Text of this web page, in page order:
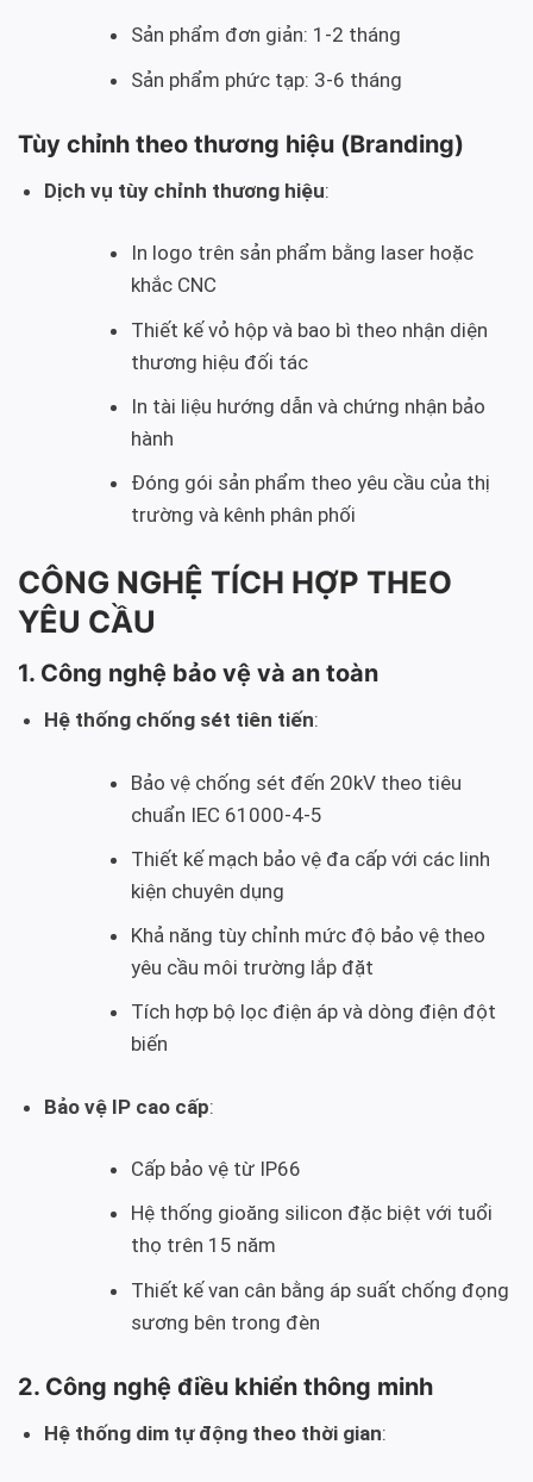
Sản phẩm đơn giản: 1-2 tháng
Sản phẩm phức tạp: 3-6 tháng
Tùy chỉnh theo thương hiệu (Branding)
Dịch vụ tùy chỉnh thương hiệu:
In logo trên sản phẩm bằng laser hoặc
khắc CNC
Thiết kế vỏ hộp và bao bì theo nhận diện
thương hiệu đối tác
In tài liệu hướng dẫn và chứng nhận bảo
hành
Đóng gói sản phẩm theo yêu cầu của thị
trường và kênh phân phối
CÔNG NGHỆ TÍCH HỢP THEO
YÊU CẦU
1. Công nghệ bảo vệ và an toàn
Hệ thống chống sét tiên tiến:
Bảo vệ chống sét đến 20kV theo tiêu
chuẩn IEC 61000-4-5
Thiết kế mạch bảo vệ đa cấp với các linh
kiện chuyên dụng
Khả năng tùy chỉnh mức độ bảo vệ theo
yêu cầu môi trường lắp đặt
Tích hợp bộ lọc điện áp và dòng điện đột
biến
Bảo vệ IP cao cấp:
Cấp bảo vệ từ IP66
Hệ thống gioăng silicon đặc biệt với tuổi
thọ trên 15 năm
Thiết kế van cân bằng áp suất chống đọng
sương bên trong đèn
2. Công nghệ điều khiển thông minh
Hệ thống dim tự động theo thời gian: